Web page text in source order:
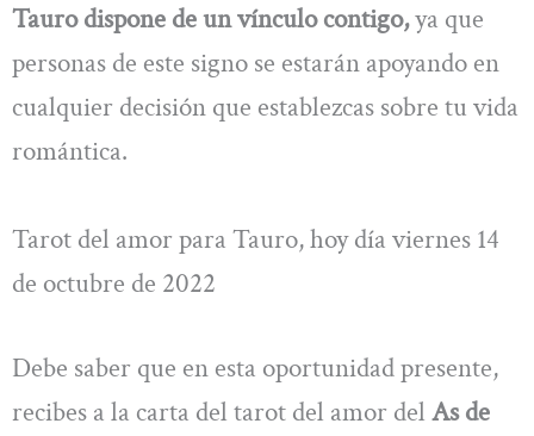
Tauro dispone de un vínculo contigo,ya que
personas de este signo se estarán apoyando en
cualquier decisión que establezcas sobre tu vida
romántica.
Tarot del amor para Tauro, hoy día viernes 14
de octubre de 2022
Debe saber que en esta oportunidad presente,
recibes a la carta del tarot del amor del As de